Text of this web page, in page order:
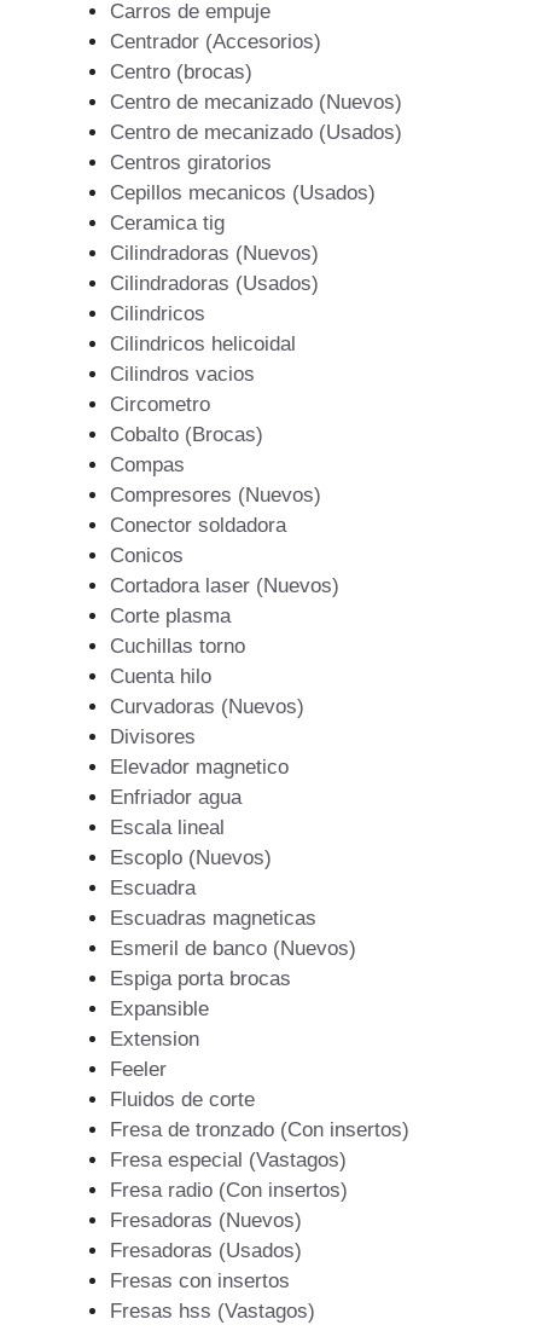
Carros de empuje
Centrador (Accesorios)
Centro (brocas)
Centro de mecanizado (Nuevos)
Centro de mecanizado (Usados)
Centros giratorios
Cepillos mecanicos (Usados)
Ceramica tig
Cilindradoras (Nuevos)
Cilindradoras (Usados)
Cilindricos
Cilindricos helicoidal
Cilindros vacios
Circometro
Cobalto (Brocas)
Compas
Compresores (Nuevos)
Conector soldadora
Conicos
Cortadora laser (Nuevos)
Corte plasma
Cuchillas torno
Cuenta hilo
Curvadoras (Nuevos)
Divisores
Elevador magnetico
Enfriador agua
Escala lineal
Escoplo (Nuevos)
Escuadra
Escuadras magneticas
Esmeril de banco (Nuevos)
Espiga porta brocas
Expansible
Extension
Feeler
Fluidos de corte
Fresa de tronzado (Con insertos)
Fresa especial (Vastagos)
Fresa radio (Con insertos)
Fresadoras (Nuevos)
Fresadoras (Usados)
Fresas con insertos
Fresas hss (Vastagos)